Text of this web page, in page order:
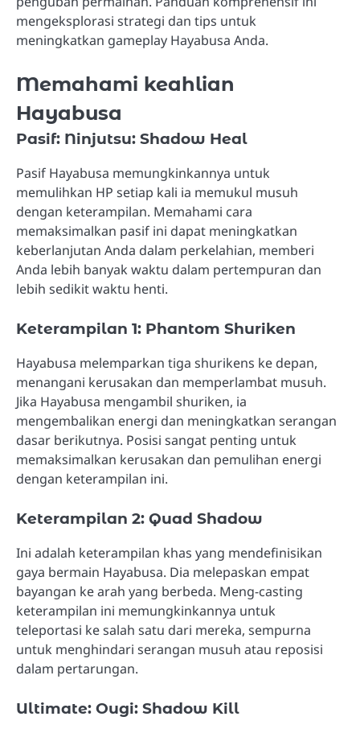
mengeksplorasi strategi dan tips untuk
meningkatkan gameplay Hayabusa Anda.
Memahami keahlian
Hayabusa
Pasif: Ninjutsu: Shadow Heal
Pasif Hayabusa memungkinkannya untuk
memulihkan HP setiap kali ia memukul musuh
dengan keterampilan. Memahami cara
memaksimalkan pasif ini dapat meningkatkan
keberlanjutan Anda dalam perkelahian, memberi
Anda lebih banyak waktu dalam pertempuran dan
lebih sedikit waktu henti.
Keterampilan 1: Phantom Shuriken
Hayabusa melemparkan tiga shurikens ke depan,
menangani kerusakan dan memperlambat musuh.
Jika Hayabusa mengambil shuriken, ia
mengembalikan energi dan meningkatkan serangan
dasar berikutnya. Posisi sangat penting untuk
memaksimalkan kerusakan dan pemulihan energi
dengan keterampilan ini.
Keterampilan 2: Quad Shadow
Ini adalah keterampilan khas yang mendefinisikan
gaya bermain Hayabusa. Dia melepaskan empat
bayangan ke arah yang berbeda. Meng-casting
keterampilan ini memungkinkannya untuk
teleportasi ke salah satu dari mereka, sempurna
untuk menghindari serangan musuh atau reposisi
dalam pertarungan.
Ultimate: Ougi: Shadow Kill